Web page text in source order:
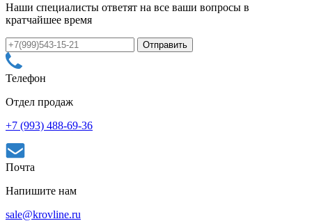
Наши специалисты ответят на все ваши вопросы в
кратчайшее время
Телефон
Отдел продаж
+7 (993) 488-69-36
Почта
Напишите нам
sale@krovline.ru